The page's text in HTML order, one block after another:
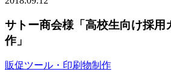
サトー商会様「高校生向け採用
作」
販促ツール・印刷物制作